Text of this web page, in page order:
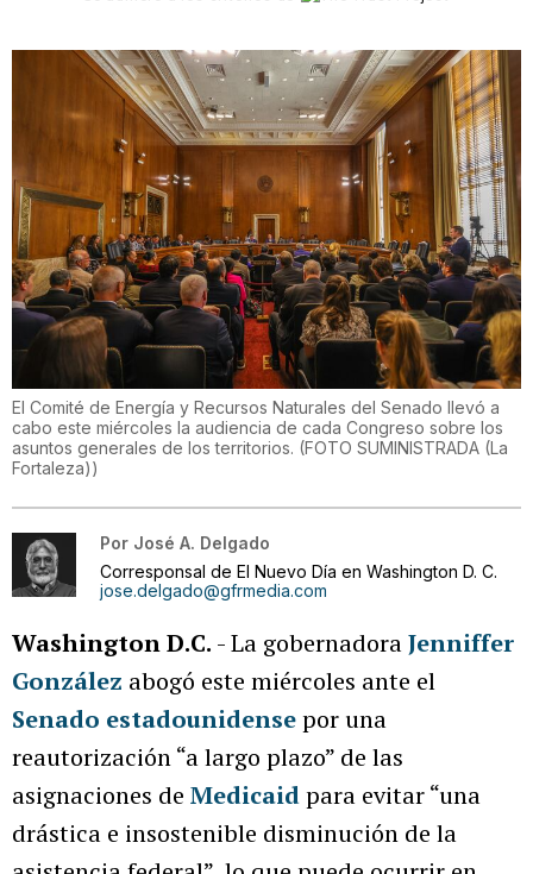
El Comité de Energía y Recursos Naturales del Senado llevó a
cabo este miércoles la audiencia de cada Congreso sobre los
asuntos generales de los territorios. (FOTO SUMINISTRADA (La
Fortaleza))
Por José A. Delgado
Corresponsal de El Nuevo Día en Washington D. C.
jose.delgado@gfrmedia.com
Washington D.C. - La gobernadoraJenniffer
González abogó este miércoles ante el
Senado estadounidensepor una
reautorización “a largo plazo” de las
asignaciones de Medicaidpara evitar “una
drástica e insostenible disminución de la